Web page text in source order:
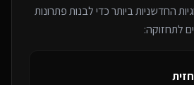
החדשניות ביותר כדי לבנות פתרונות
לתחזוקה: